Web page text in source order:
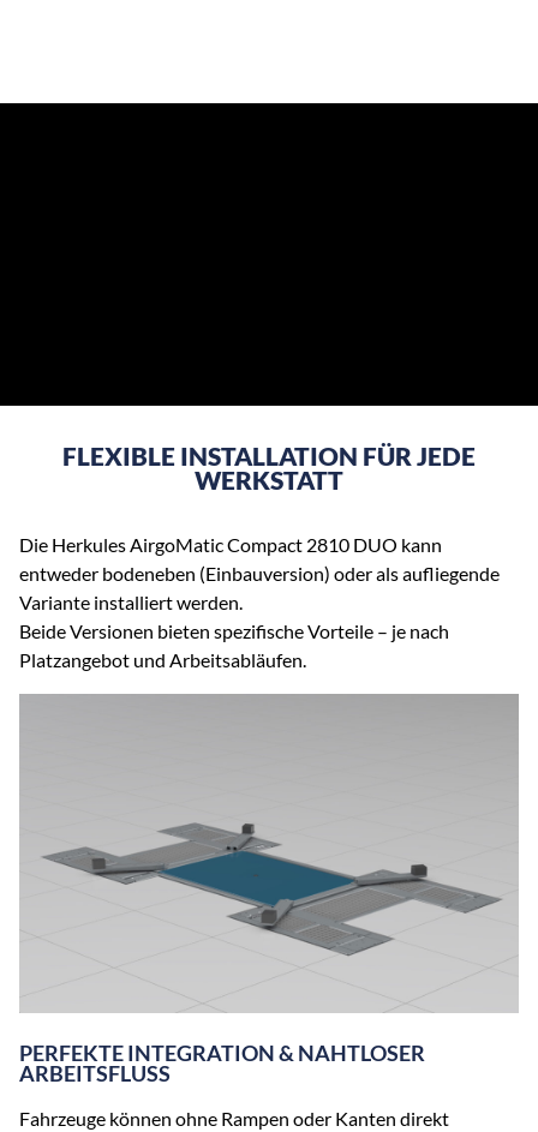
FLEXIBLE INSTALLATION FÜR JEDE
WERKSTATT
Die Herkules AirgoMatic Compact 2810 DUO kann
entweder bodeneben (Einbauversion) oder als aufliegende
Variante installiert werden.
Beide Versionen bieten spezifische Vorteile – je nach
Platzangebot und Arbeitsabläufen.
PERFEKTE INTEGRATION & NAHTLOSER
ARBEITSFLUSS
Fahrzeuge können ohne Rampen oder Kanten direkt